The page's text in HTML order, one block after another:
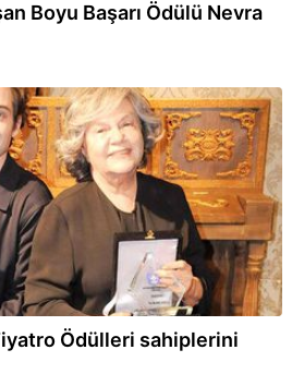
Boyu Başarı Ödülü Nevra
Ödülleri sahiplerini